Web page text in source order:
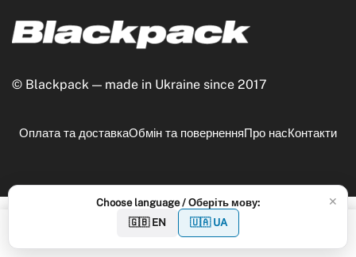
© Blackpack — made in Ukraine since 2017
Оплата та доставкаОбмін та поверненняПро насКонтакти
Choose language / Оберіть мову:
🇬🇧 EN
🇺🇦 UA
✕